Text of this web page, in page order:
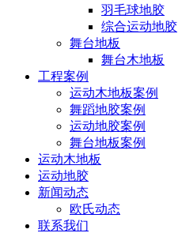
羽毛球地胶
综合运动地胶
舞台地板
舞台木地板
工程案例
运动木地板案例
舞蹈地胶案例
运动地胶案例
舞台地板案例
运动木地板
运动地胶
新闻动态
欧氏动态
联系我们